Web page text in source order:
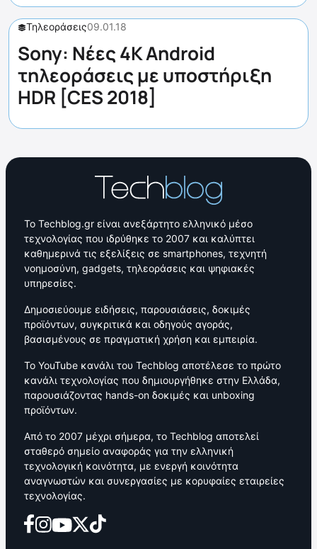
Τηλεοράσεις09.01.18
Sony: Νέες 4K Android
τηλεοράσεις με υποστήριξη
HDR [CES 2018]
Το Techblog.gr είναι ανεξάρτητο ελληνικό μέσο
τεχνολογίας που ιδρύθηκε το 2007 και καλύπτει
καθημερινά τις εξελίξεις σε smartphones, τεχνητή
νοημοσύνη, gadgets, τηλεοράσεις και ψηφιακές
υπηρεσίες.
Δημοσιεύουμε ειδήσεις, παρουσιάσεις, δοκιμές
προϊόντων, συγκριτικά και οδηγούς αγοράς,
βασισμένους σε πραγματική χρήση και εμπειρία.
Το YouTube κανάλι του Techblog αποτέλεσε το πρώτο
κανάλι τεχνολογίας που δημιουργήθηκε στην Ελλάδα,
παρουσιάζοντας hands-on δοκιμές και unboxing
προϊόντων.
Από το 2007 μέχρι σήμερα, το Techblog αποτελεί
σταθερό σημείο αναφοράς για την ελληνική
τεχνολογική κοινότητα, με ενεργή κοινότητα
αναγνωστών και συνεργασίες με κορυφαίες εταιρείες
τεχνολογίας.